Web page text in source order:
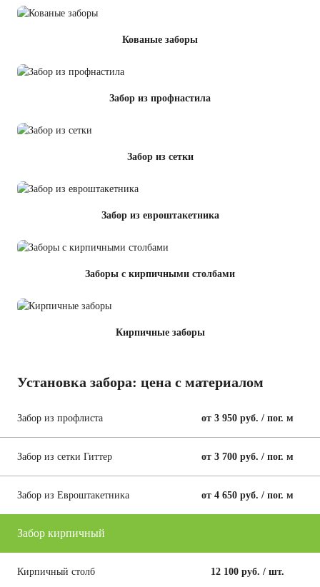
Кованые заборы
Забор из профнастила
Забор из сетки
Забор из евроштакетника
Заборы с кирпичными столбами
Кирпичные заборы
Установка забора: цена с материалом
Забор из профлиста от 3 950 руб. / пог. м
Забор из сетки Гиттер от 3 700 руб. / пог. м
Забор из Евроштакетника от 4 650 руб. / пог. м
Забор кирпичный
Кирпичный столб 12 100 руб. / шт.